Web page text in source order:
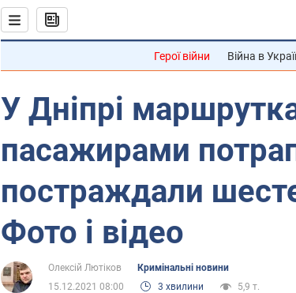
Герої війни Війна в
У Дніпрі
пасажирами
постраждали
Фото і відео
Олексій Лютіков
Кримінальні новини
15.12.2021 08:00
3 хвилини 5,9 т.